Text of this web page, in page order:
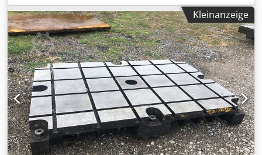
Reicherter Typ: BRIRO VAK Chsdpfx Amsznh Nyevea
Ausladung: ca. 150mm Max. Prüfhöhe: 250 - 300mm
Gewicht: ca. 80 Kg Sie können gerne zu einer Besichtigung
vorbeikommen. Gerne können wir für Sie eine
Kostengünstige Spedition organisieren! Sie erhalten eine
ordentliche Rechnung. Für Ausländische Kunden kann
auch eine Nettorechnung erstellt werden. Vorraussetzung
ist eine gültige Ust.Indent.Nr. Zwischenverkauf
vorbehalten. Besuchen Sie unseren Shop und sehen Sie
sich auch unsere weiteren Angebote an. Angegebene
Firmennamen und Warenzeichen sind Eigentum Ihrer
Inhaber und dienen lediglich zur Identifikation und
Kleinanzeige